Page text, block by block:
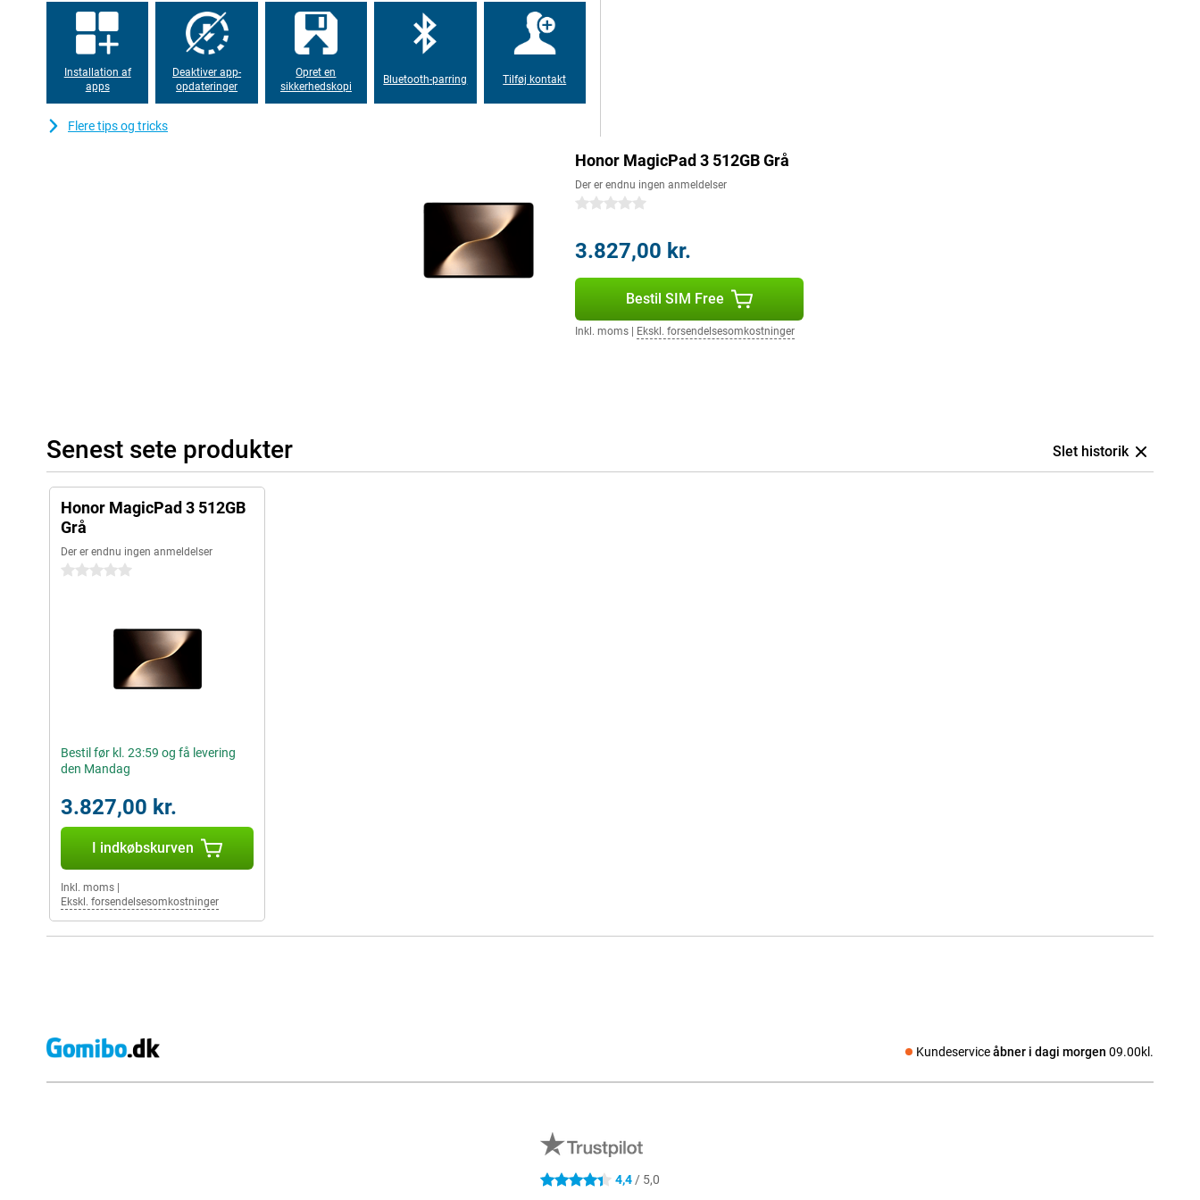
lys reduceres også med 12 % ved hjælp af hardwarefiltrering. Det gør tabletten mere behagelig at
bruge under lange arbejds- eller filmsessioner.
Stort 12.450 mAh-batteri giver lang batterilevetid
Med det store 12.450 mAh-batteri kan du uden problemer bruge Honor MagicPad 3 en hel dag.
Stream videoer, arbejd på dokumenter eller spil uden at skulle oplade hele tiden. Det er ideelt, hvis
hjælper også batteriet med at holde længere. Som resultat kombinerer Honor MagicPad 3
Honor MagicPad 3 har masser af lagerplads. Det betyder, at du altid har plads nok til apps, fotos,
videoer og dokumenter. Selv store filer som f.eks. præsentationer eller kreative projekter kan
opbevares uden problemer. Det gør tabletten velegnet til både arbejde og underholdning. Det er
mindre sandsynligt, at du sletter filer, og du har alt ved hånden. Det holder Honor MagicPad 3
Installation af
apps
Deaktiver app-
opdateringer
Opret en
sikkerhedskopi
Bluetooth-parring Tilføj kontakt
Flere tips og tricks
Honor MagicPad 3 512GB Grå
Der er endnu ingen anmeldelser
0 stjerner
3.827,00 kr.
Bestil SIM Free
Inkl. moms Ekskl. forsendelsesomkostninger
Senest sete produkter Slet historik
Honor MagicPad 3 512GB
Grå
Der er endnu ingen anmeldelser
0 stjerner
Bestil før kl. 23:59 og få levering
den Mandag
3.827,00 kr.
I indkøbskurven
Inkl. moms
Ekskl. forsendelsesomkostninger
Kundeserviceåbner i dagi morgen 09.00kl.
Sociale medier
4.4 stjerner 4,4/ 5,0